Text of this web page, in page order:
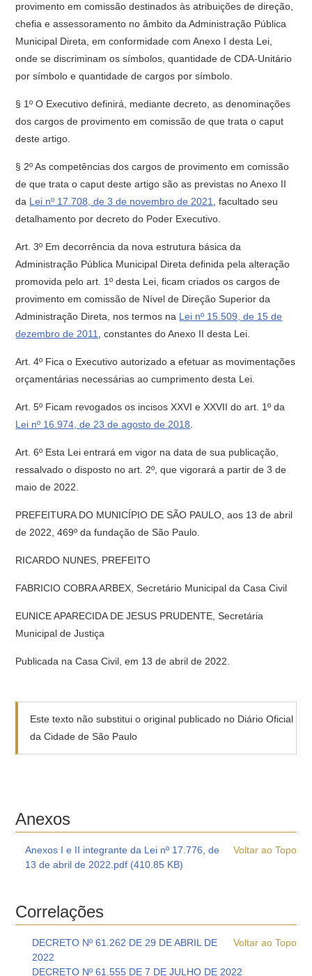
provimento em comissão destinados às atribuições de direção,
chefia e assessoramento no âmbito da Administração Pública
Municipal Direta, em conformidade com Anexo I desta Lei,
onde se discriminam os símbolos, quantidade de CDA-Unitário
por símbolo e quantidade de cargos por símbolo.
§ 1º O Executivo definirá, mediante decreto, as denominações
dos cargos de provimento em comissão de que trata o caput
deste artigo.
§ 2º As competências dos cargos de provimento em comissão
de que trata o caput deste artigo são as previstas no Anexo II
da Lei nº 17.708, de 3 de novembro de 2021
, facultado seu
detalhamento por decreto do Poder Executivo.
Art. 3º Em decorrência da nova estrutura básica da
Administração Pública Municipal Direta definida pela alteração
promovida pelo art. 1º desta Lei, ficam criados os cargos de
provimento em comissão de Nível de Direção Superior da
Administração Direta, nos termos na Lei nº 15.509, de 15 de
dezembro de 2011
, constantes do Anexo II desta Lei.
Art. 4º Fica o Executivo autorizado a efetuar as movimentações
orçamentárias necessárias ao cumprimento desta Lei.
Art. 5º Ficam revogados os incisos XXVI e XXVII do art. 1º da
Lei nº 16.974, de 23 de agosto de 2018
Art. 6º Esta Lei entrará em vigor na data de sua publicação,
ressalvado o disposto no art. 2º, que vigorará a partir de 3 de
maio de 2022.
PREFEITURA DO MUNICÍPIO DE SÃO PAULO, aos 13 de abril
de 2022, 469º da fundação de São Paulo.
RICARDO NUNES, PREFEITO
FABRICIO COBRA ARBEX, Secretário Municipal da Casa Civil
EUNICE APARECIDA DE JESUS PRUDENTE, Secretária
Municipal de Justiça
Publicada na Casa Civil, em 13 de abril de 2022.
Este texto não substitui o original publicado no Diário Oficial
da Cidade de São Paulo
Anexos
Voltar ao Topo
Anexos I e II integrante da Lei nº 17.776, de
13 de abril de 2022.pdf (410.85 KB)
Correlações
Voltar ao Topo
DECRETO Nº 61.262 DE 29 DE ABRIL DE
2022
DECRETO Nº 61.555 DE 7 DE JULHO DE 2022